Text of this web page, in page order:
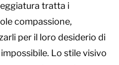
tratta i
compassione,
per il loro desiderio di
Lo stile visivo